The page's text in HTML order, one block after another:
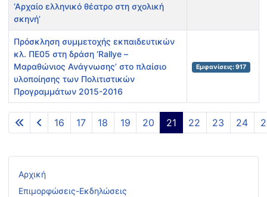
Αρχική
Επιμορφώσεις-Εκδηλώσεις
‘Αρχαίο ελληνικό θέατρο στη σχολική
σκηνή’
Πρόσκληση συμμετοχής εκπαιδευτικών
κλ. ΠΕ05 στη δράση ‘Rallye –
Μαραθώνιος Ανάγνωσης’ στο πλαίσιο
υλοποίησης των Πολιτιστικών
Προγραμμάτων 2015-2016
Εμφανίσεις: 917
Σελίδα 21 από 29
16 17 18 19 20 21 22 23 24